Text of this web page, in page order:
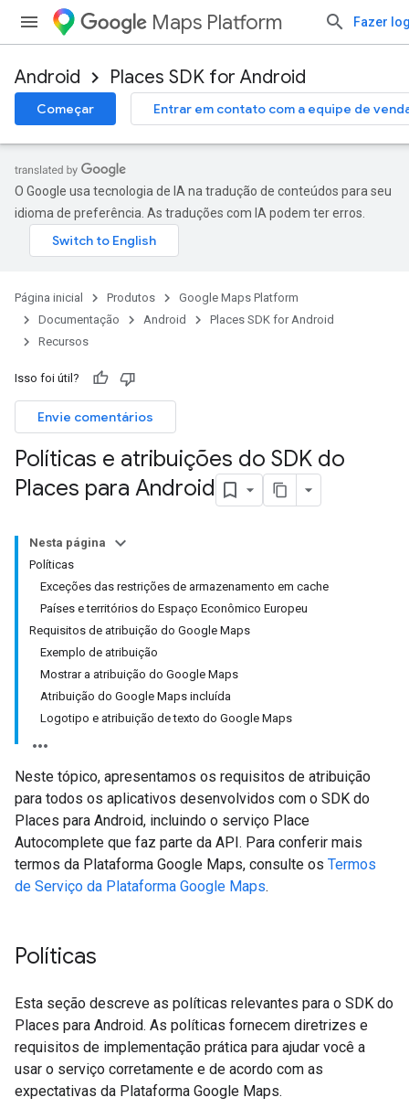
Maps Platform Fazer
Android Places SDK for Android
Começar Entrar em contato com a equipe de
O Google usa tecnologia de IA na tradução de conteúdos para seu
idioma de preferência. As traduções com IA podem ter erros.
Página inicial Produtos
Google Maps Platform
Documentação
Android
Places SDK for Android
Recursos
Isso foi útil?
Envie comentários
Políticas e atribuições do SDK do
Places para Android
Nesta página
Políticas
Exceções das restrições de armazenamento em cache
Países e territórios do Espaço Econômico Europeu
Requisitos de atribuição do Google Maps
Exemplo de atribuição
Mostrar a atribuição do Google Maps
Atribuição do Google Maps incluída
Logotipo e atribuição de texto do Google Maps
Neste tópico, apresentamos os requisitos de atribuição
para todos os aplicativos desenvolvidos com o SDK do
Places para Android, incluindo o serviço Place
Autocomplete que faz parte da API. Para conferir mais
termos da Plataforma Google Maps, consulte os Termos
de Serviço da Plataforma Google Maps.
Políticas
Esta seção descreve as políticas relevantes para o SDK do
Places para Android. As políticas fornecem diretrizes e
requisitos de implementação prática para ajudar você a
usar o serviço corretamente e de acordo com as
expectativas da Plataforma Google Maps.